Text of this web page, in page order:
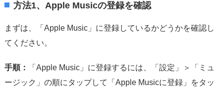
方法1、Apple Musicの登録を確認
まずは、「Apple Music」に登録しているかどうかを確認し
てください。
手順：
「Apple Music」に登録するには、「設定」＞「ミュ
ージック」の順にタップして「Apple Musicに登録」をタッ